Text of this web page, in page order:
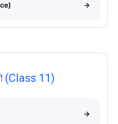
→
(Class 11)
→